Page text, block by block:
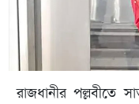
রাজধানীর পল্লবীতে